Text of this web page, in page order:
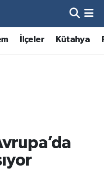
İlçeler Kütahya
Fikstür